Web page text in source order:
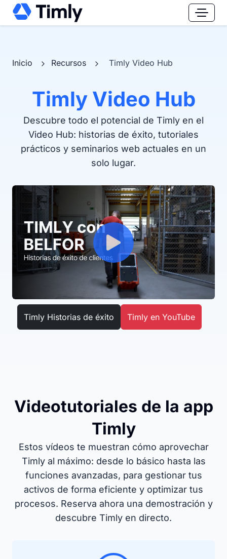
Inicio Recursos Timly Video Hub
Timly Video Hub
Descubre todo el potencial de Timly en el
Video Hub: historias de éxito, tutoriales
prácticos y seminarios web actuales en un
solo lugar.
Timly Historias de éxito Timly en YouTube
Videotutoriales de la app
Timly
Estos vídeos te muestran cómo aprovechar
Timly al máximo: desde lo básico hasta las
funciones avanzadas, para gestionar tus
activos de forma eficiente y optimizar tus
procesos. Reserva ahora una demostración y
descubre Timly en directo.